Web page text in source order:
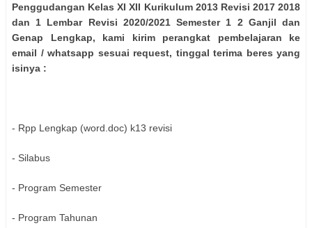
Penggudangan Kelas XI XII Kurikulum 2013 Revisi 2017 2018
dan 1 Lembar Revisi 2020/2021 Semester 1 2 Ganjil dan
Genap Lengkap, kami kirim perangkat pembelajaran ke
email / whatsapp sesuai request, tinggal terima beres yang
isinya :
- Rpp Lengkap (word.doc) k13 revisi
- Silabus
- Program Semester
- Program Tahunan